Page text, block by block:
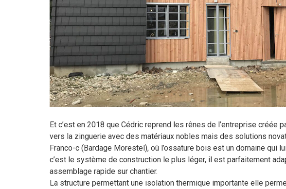
Et c’est en 2018 que Cédric reprend les rênes de l’entreprise
vers la zinguerie avec des matériaux nobles mais des solutions
Franco-c (Bardage Morestel), où l’ossature bois est un domaine
c’est le système de construction le plus léger, il est parfaitement
assemblage rapide sur chantier.
La structure permettant une isolation thermique importante elle